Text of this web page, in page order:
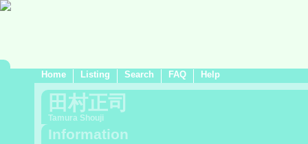
Home Listing Search FAQ Help
田村正司
Tamura Shouji
Information